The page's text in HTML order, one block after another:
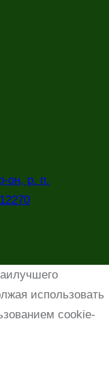
он, р. п.
использовать
cookie-